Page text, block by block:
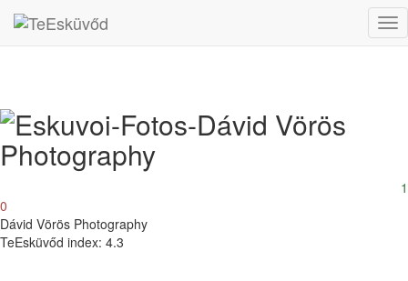
1
0
Dávid Vörös Photography
TeEsküvőd index: 4.3